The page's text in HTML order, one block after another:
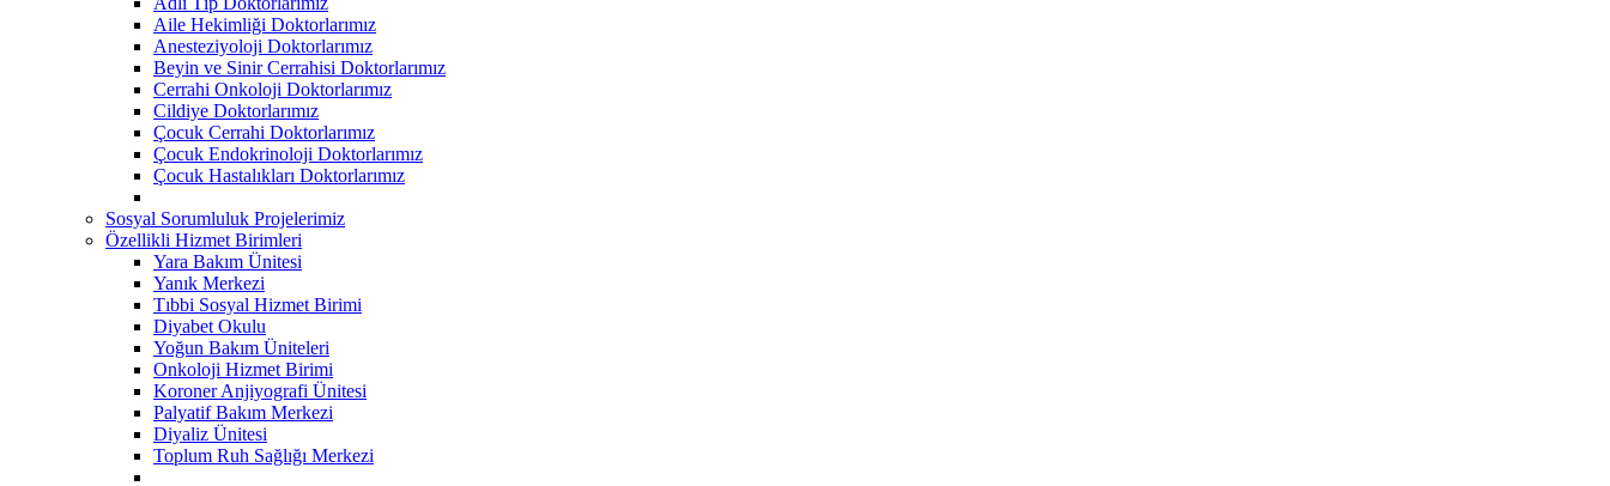
Aile Hekimliği Doktorlarımız
Anesteziyoloji Doktorlarımız
Beyin ve Sinir Cerrahisi Doktorlarımız
Cerrahi Onkoloji Doktorlarımız
Cildiye Doktorlarımız
Çocuk Cerrahi Doktorlarımız
Çocuk Endokrinoloji Doktorlarımız
Çocuk Hastalıkları Doktorlarımız
Sosyal Sorumluluk Projelerimiz
Özellikli Hizmet Birimleri
Yara Bakım Ünitesi
Yanık Merkezi
Tıbbi Sosyal Hizmet Birimi
Diyabet Okulu
Yoğun Bakım Üniteleri
Onkoloji Hizmet Birimi
Koroner Anjiyografi Ünitesi
Palyatif Bakım Merkezi
Diyaliz Ünitesi
Toplum Ruh Sağlığı Merkezi